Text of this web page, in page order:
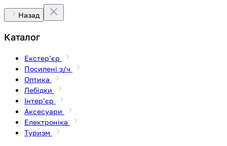
Назад
Каталог
Екстерʼєр
Посилені з/ч
Оптика
Лебідки
Інтерʼєр
Аксесуари
Електроніка
Туризм